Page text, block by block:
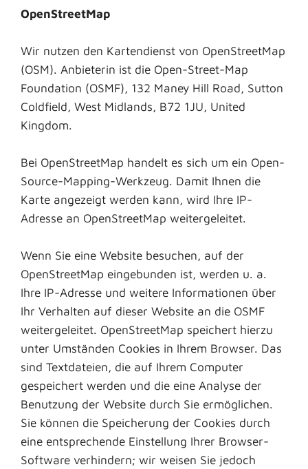
OpenStreetMap
Wir nutzen den Kartendienst von OpenStreetMap
(OSM). Anbieterin ist die Open-Street-Map
Foundation (OSMF), 132 Maney Hill Road, Sutton
Coldfield, West Midlands, B72 1JU, United
Kingdom.
Bei OpenStreetMap handelt es sich um ein Open-
Source-Mapping-Werkzeug. Damit Ihnen die
Karte angezeigt werden kann, wird Ihre IP-
Adresse an OpenStreetMap weitergeleitet.
Wenn Sie eine Website besuchen, auf der
OpenStreetMap eingebunden ist, werden u. a.
Ihre IP-Adresse und weitere Informationen über
Ihr Verhalten auf dieser Website an die OSMF
weitergeleitet. OpenStreetMap speichert hierzu
unter Umständen Cookies in Ihrem Browser. Das
sind Textdateien, die auf Ihrem Computer
gespeichert werden und die eine Analyse der
Benutzung der Website durch Sie ermöglichen.
Sie können die Speicherung der Cookies durch
eine entsprechende Einstellung Ihrer Browser-
Software verhindern; wir weisen Sie jedoch